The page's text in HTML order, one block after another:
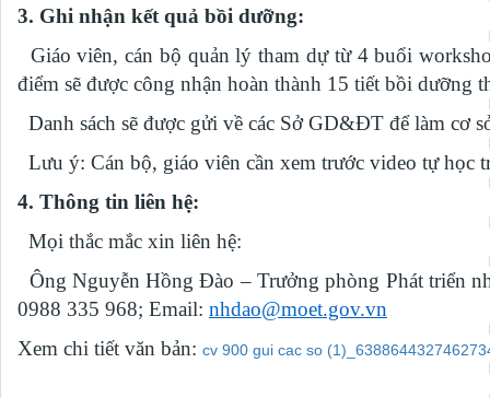
3. Ghi nhận kết quả bồi dưỡng:
Giáo viên, cán bộ quản lý tham dự từ 4 buổi
điểm sẽ được công nhận hoàn thành 15 tiết bồi dưỡng
Danh sách sẽ được gửi về các Sở GD&ĐT để làm cơ
Lưu ý: Cán bộ, giáo viên cần xem trước video tự học
4. Thông tin liên hệ:
Mọi thắc mắc xin liên hệ:
Ông Nguyễn Hồng Đào – Trưởng phòng Phát triển
0988 335 968; Email: nhdao@moet.gov.vn
Xem chi tiết văn bản: cv 900 gui cac so